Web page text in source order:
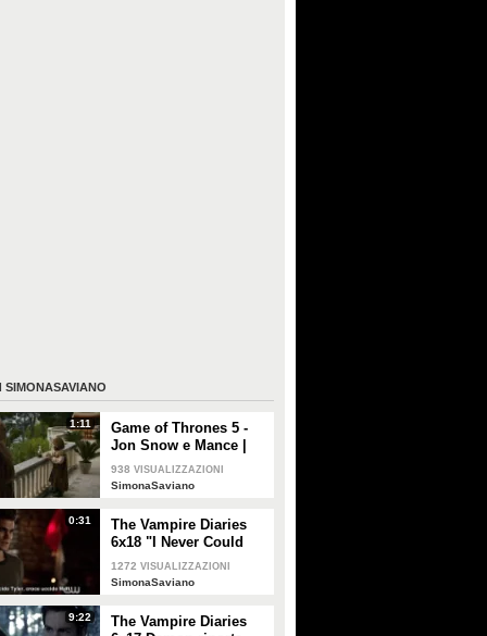
SIMONASAVIANO
1:11
Game of Thrones 5 -
Jon Snow e Mance |
Varys e Tyrion a
colloquio (sub ita)
938 VISUALIZZAZIONI
SimonaSaviano
0:31
The Vampire Diaries
6x18 "I Never Could
Love Like That",
promo (sub ita)
1272 VISUALIZZAZIONI
SimonaSaviano
9:22
The Vampire Diaries